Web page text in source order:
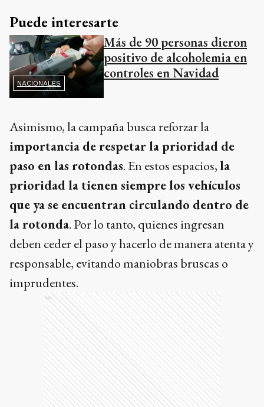
Puede interesarte
NACIONALES
Más de 90 personas dieron
positivo de alcoholemia en
controles en Navidad
Asimismo, la campaña busca reforzar la
importancia de respetar la prioridad de
paso en las rotondas. En estos espacios,la
prioridad la tienen siempre los vehículos
que ya se encuentran circulando dentro de
la rotonda. Por lo tanto, quienes ingresan
deben ceder el paso y hacerlo de manera atenta y
responsable, evitando maniobras bruscas o
imprudentes.
Ads